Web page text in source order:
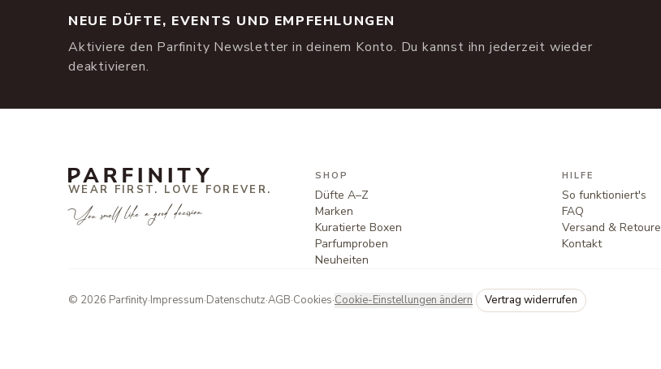
NEUE DÜFTE, EVENTS UND EMPFEHLUNGEN
Aktiviere den Parfinity Newsletter in deinem Konto. Du kannst ihn jederzeit wieder
deaktivieren.
WEAR FIRST. LOVE FOREVER.
You smell like a good decision.
SHOP
Düfte A–Z
Marken
Kuratierte Boxen
Parfumproben
Neuheiten
HILFE
So funktioniert's
FAQ
Versand & Retoure
Kontakt
© 2026 Parfinity·Impressum·Datenschutz·AGB·Cookies·Cookie-Einstellungen ändern Vertrag widerrufen